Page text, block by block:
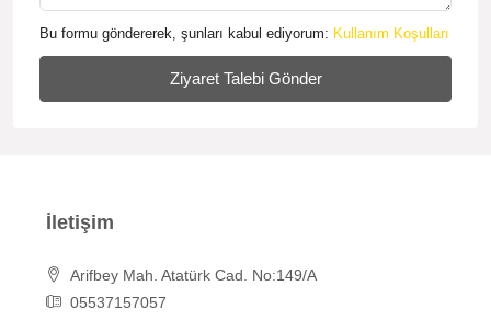
Bu formu göndererek, şunları kabul ediyorum: Kullanım Koşulları
Ziyaret Talebi Gönder
İletişim
Arifbey Mah. Atatürk Cad. No:149/A
05537157057